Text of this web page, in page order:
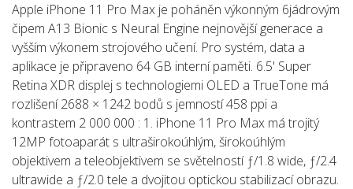
Apple iPhone 11 Pro Max je poháněn výkonným 6jádrovým
čipem A13 Bionic s Neural Engine nejnovější generace a
vyšším výkonem strojového učení. Pro systém, data a
aplikace je připraveno 64 GB interní paměti. 6.5' Super
Retina XDR displej s technologiemi OLED a TrueTone má
rozlišení 2688 × 1242 bodů s jemností 458 ppi a
kontrastem 2 000 000 : 1. iPhone 11 Pro Max má trojitý
12MP fotoaparát s ultraširokoúhlým, širokoúhlým
objektivem a teleobjektivem se světelností ƒ/1.8 wide, ƒ/2.4
ultrawide a ƒ/2.0 tele a dvojitou optickou stabilizací obrazu.